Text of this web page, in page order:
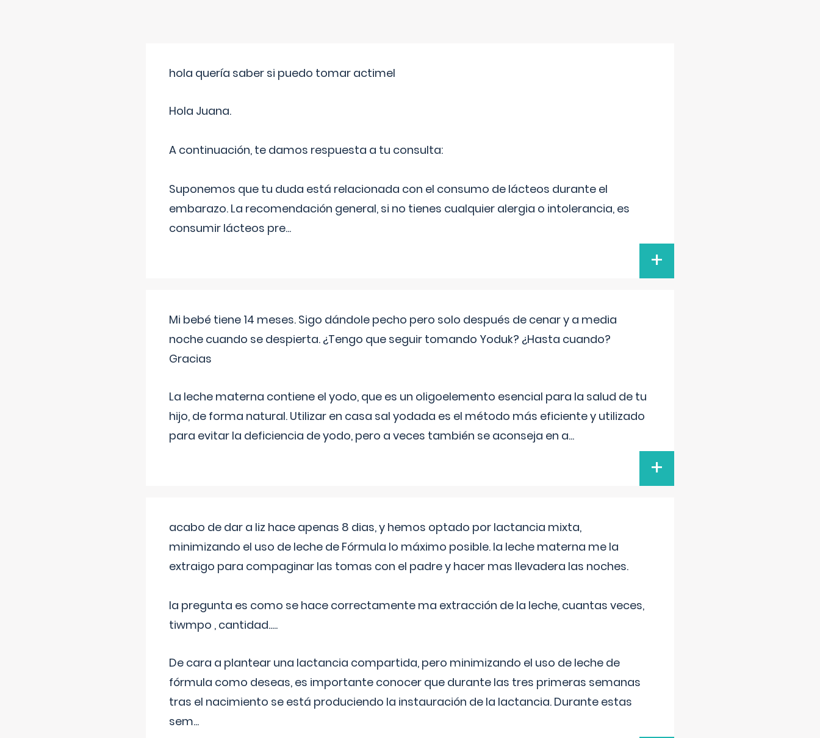
hola quería saber si puedo tomar actimel
Hola Juana.
A continuación, te damos respuesta a tu consulta:
Suponemos que tu duda está relacionada con el consumo de lácteos durante el
embarazo. La recomendación general, si no tienes cualquier alergia o intolerancia, es
consumir lácteos pre...
+
Mi bebé tiene 14 meses. Sigo dándole pecho pero solo después de cenar y a media
noche cuando se despierta. ¿Tengo que seguir tomando Yoduk? ¿Hasta cuando?
Gracias
La leche materna contiene el yodo, que es un oligoelemento esencial para la salud de tu
hijo, de forma natural. Utilizar en casa sal yodada es el método más eficiente y utilizado
para evitar la deficiencia de yodo, pero a veces también se aconseja en a...
+
acabo de dar a liz hace apenas 8 dias, y hemos optado por lactancia mixta,
minimizando el uso de leche de Fórmula lo máximo posible. la leche materna me la
extraigo para compaginar las tomas con el padre y hacer mas llevadera las noches.
la pregunta es como se hace correctamente ma extracción de la leche, cuantas veces,
tiwmpo , cantidad.....
De cara a plantear una lactancia compartida, pero minimizando el uso de leche de
fórmula como deseas, es importante conocer que durante las tres primeras semanas
tras el nacimiento se está produciendo la instauración de la lactancia. Durante estas
sem...